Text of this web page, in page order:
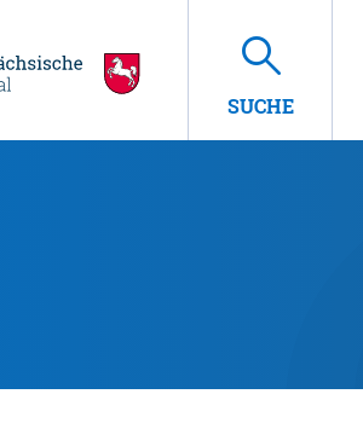
SUCHE